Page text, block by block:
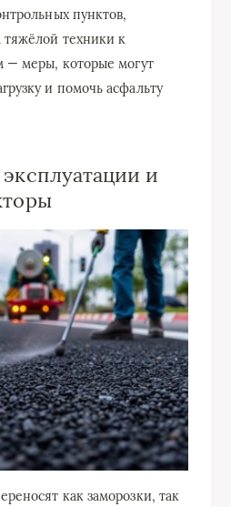
пунктов,
тяжёлой техники к
— меры, которые могут
и помочь асфальту
и
как заморозки, так